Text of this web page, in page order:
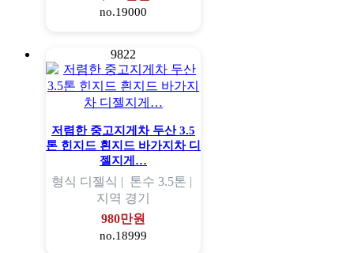
no.19000
9822
저렴한 중고지게차 두산 3.5
톤 힌지드 흰지드 바가지차 디
젤지게…
형식 디젤식 | 톤수 3.5톤 |
지역 경기
980만원
no.18999